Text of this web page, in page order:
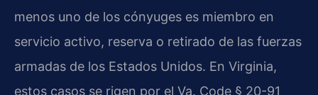
menos uno de los cónyuges es miembro en
servicio activo, reserva o retirado de las fuerzas
armadas de los Estados Unidos. En Virginia,
estos casos se rigen por el Va. Code § 20-91